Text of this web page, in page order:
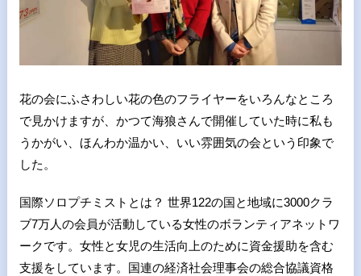
花の会にふさわしい花の色のフライヤーをいろんなところ
で見かけますが、かつて海狼さんで開催していた時に私も
うかがい、ほんわか温かい、いい雰囲気の会という印象で
した。
国際ソロプチミストとは？ 世界122の国と地域に3000クラ
ブ7万人の会員が活動している女性のボランティアネットワ
ークです。女性と女児の生活向上のために資金援助を含む
支援をしています。国連の経済社会理事会の総合協議資格